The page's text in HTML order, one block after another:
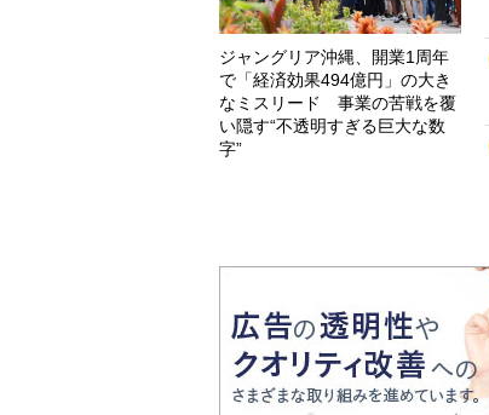
ジャングリア沖縄、開業1周年
で「経済効果494億円」の大き
なミスリード 事業の苦戦を覆
い隠す“不透明すぎる巨大な数
字”